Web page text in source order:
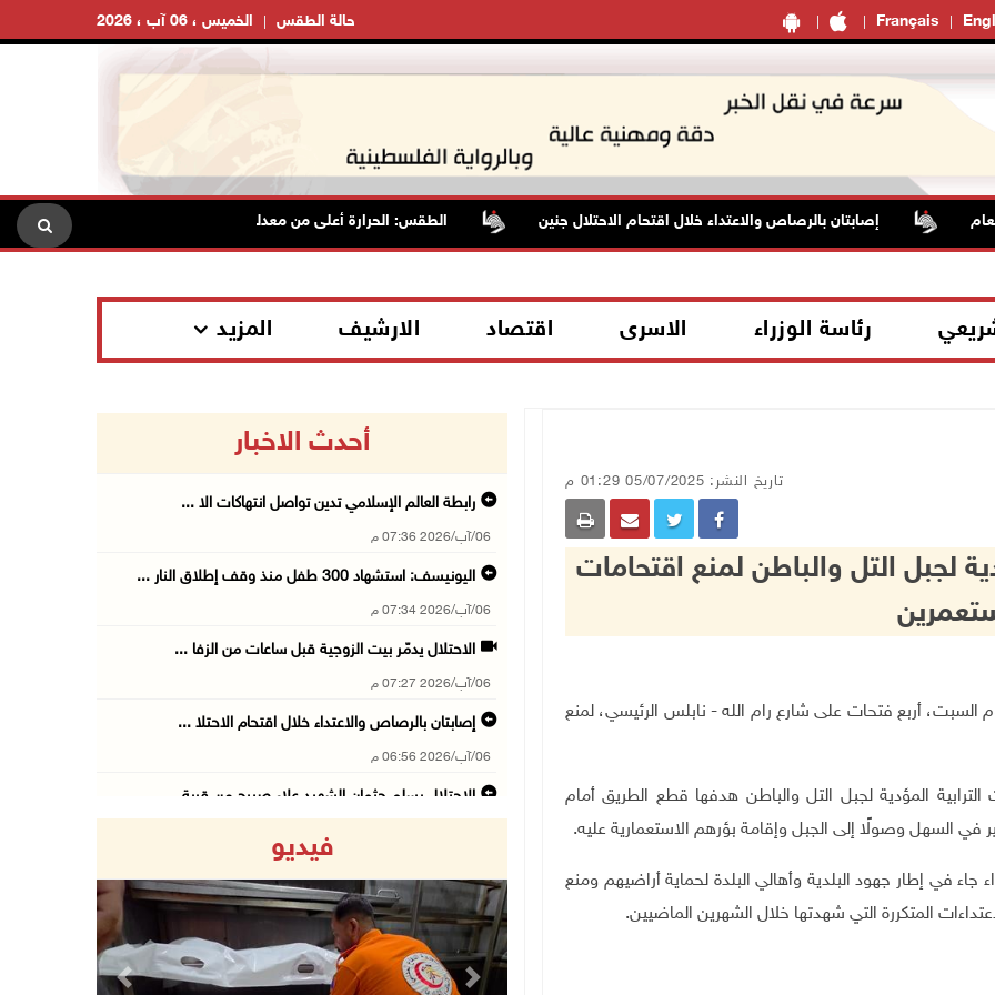
Français الخميس ، 06 آب ، 2026 حالة الطقس
إصابتان بالرصاص والاعتداء خلال اقتحام الاحتلال جنين الطقس: الحرارة أعلى من معدلها السنوي العام الاحتلال
رئاسة الوزراء الاسرى اقتصاد الارشيف المزيد
تاريخ النشر: 05/07/2025 01:29 م
لجبل التل والباطن لمنع اقتحامات
اليوم السبت، أربع فتحات على شارع رام الله - نابلس الرئيسي، لمنع
المؤدية لجبل التل والباطن هدفها قطع الطريق أمام
في السهل وصولًا إلى الجبل وإقامة بؤرهم الاستعمارية عليه.
في إطار جهود البلدية وأهالي البلدة لحماية أراضيهم ومنع
المتكررة التي شهدتها خلال الشهرين الماضيين.
أحدث الاخبار
رابطة العالم الإسلامي تدين تواصل انتهاكات الا ...
06/آب/2026 07:36 م
اليونيسف: استشهاد 300 طفل منذ وقف إطلاق النار ...
06/آب/2026 07:34 م
الاحتلال يدمّر بيت الزوجية قبل ساعات من الزفا ...
06/آب/2026 07:27 م
إصابتان بالرصاص والاعتداء خلال اقتحام الاحتلا ...
06/آب/2026 06:56 م
الاحتلال يسلم جثمان الشهيد علاء صبيح من قرية ...
06/آب/2026 06:28 م
بيت لحم: حجاوي يتفقد بلدة نحالين ويطلع على اح ...
06/آب/2026 06:13 م
فيديو
Previous Next